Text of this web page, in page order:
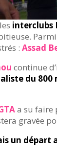
interclubs
:Assad
continue
du
a su faire
gravée
un départ